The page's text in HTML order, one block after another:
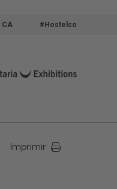
CA #Hostelco
Imprimir